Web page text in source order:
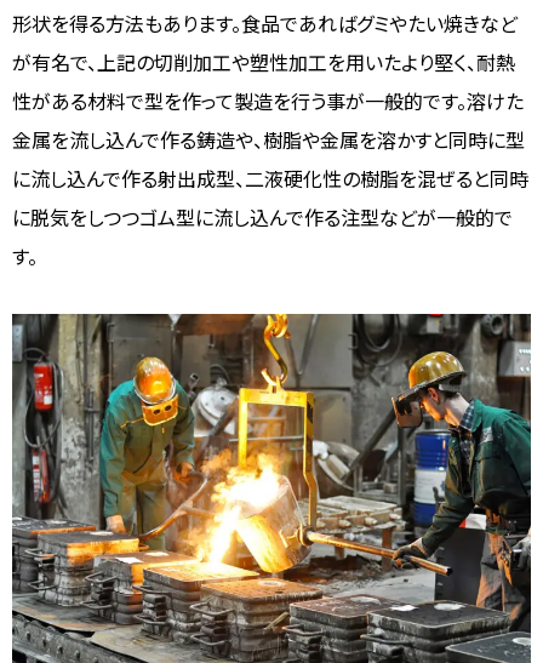
形状を得る方法もあります。食品であればグミやたい焼きなど
が有名で、上記の切削加工や塑性加工を用いたより堅く、耐熱
性がある材料で型を作って製造を行う事が一般的です。溶けた
金属を流し込んで作る鋳造や、樹脂や金属を溶かすと同時に型
に流し込んで作る射出成型、二液硬化性の樹脂を混ぜると同時
に脱気をしつつゴム型に流し込んで作る注型などが一般的で
す。